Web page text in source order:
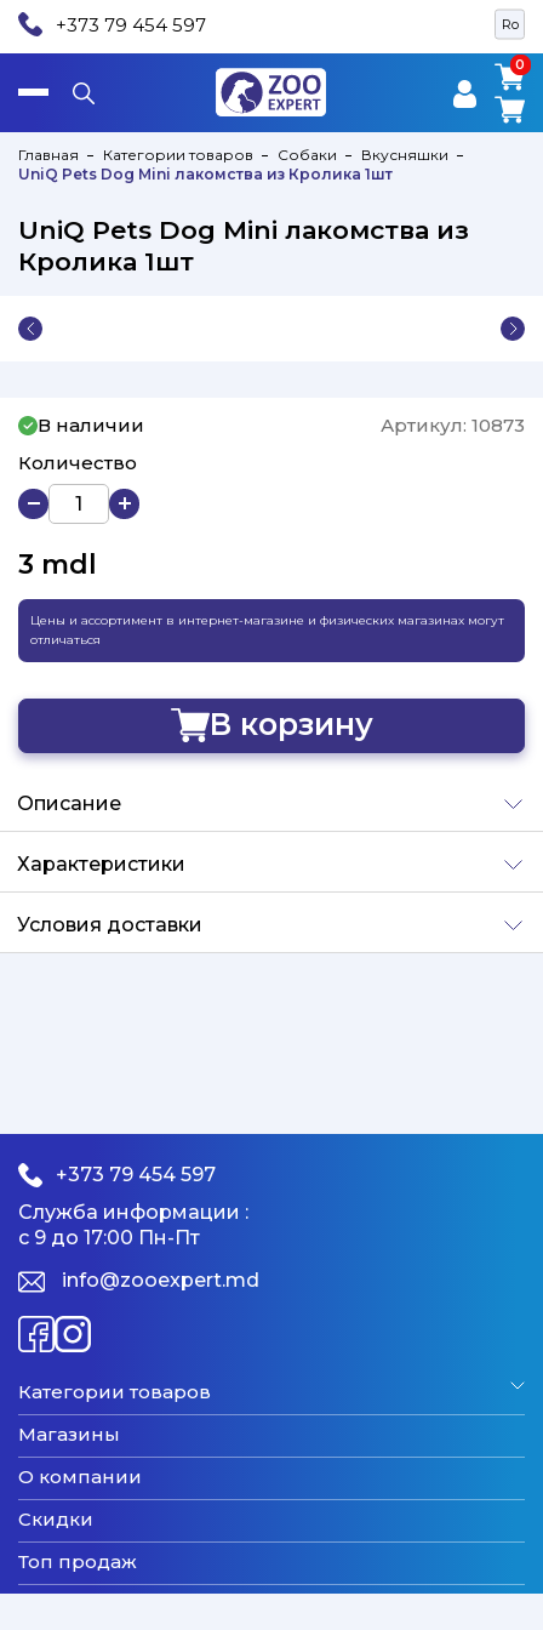
Ro
+373 79 454 597
0
0
Главная Категории товаров Собаки
Вкусняшки
UniQ Pets Dog Mini лакомства из Кролика 1шт
UniQ Pets Dog Mini лакомства из
Кролика 1шт
В наличии Артикул: 10873
Количество
3 mdl
Цены и ассортимент в интернет-магазине и физических магазинах могут
отличаться
В корзину
Добавлено
Описание
Характеристики
Условия доставки
+373 79 454 597
Служба информации :
с 9 до 17:00 Пн-Пт
info@zooexpert.md
Категории товаров
Магазины
О компании
Скидки
Топ продаж